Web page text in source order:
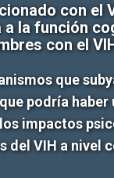
con el
la función
con el
que
podría haber
impactos
del VIH a nivel